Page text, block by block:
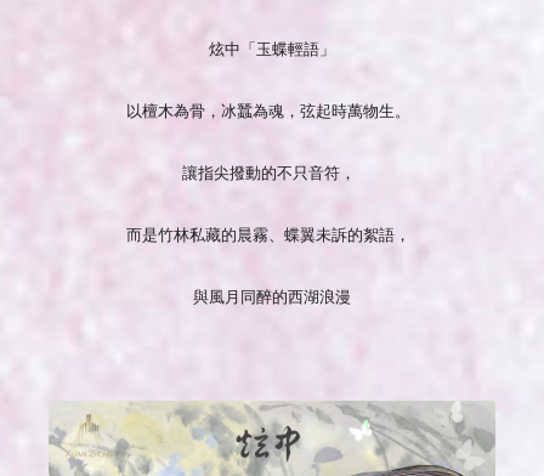
炫中「玉蝶輕語」
以檀木為骨，冰蠶為魂，弦起時萬物生。
讓指尖撥動的不只音符，
而是竹林私藏的晨霧、蝶翼未訴的絮語，
與風月同醉的西湖浪漫